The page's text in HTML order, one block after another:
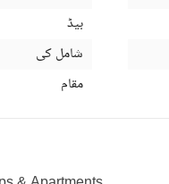
بیڈ
شامل کی
مقام